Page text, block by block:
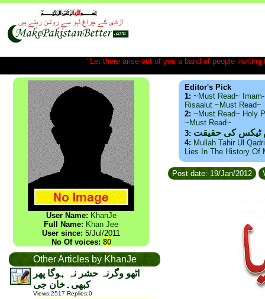
"Let there arise out of you a band of people
User Name: KhanJe
Full Name: Khan Jee
User since: 5/Jul/2011
No Of voices: 80
Other Articles by KhanJe
اٹھو وگرنہ حشر نہ ہوگا پھر
کبھی۔خان جی
Views:2517 Replies:0
Editor's Pick
1: ~Must Read~
Risaalut ~Must Read~
2: ~Must Read~ Holy
~Must Read~
3: ٹیکس کی حقیقت
4: Mullah Tahir Ul
Lies In The History Of
Post date: 19/Jan/2012